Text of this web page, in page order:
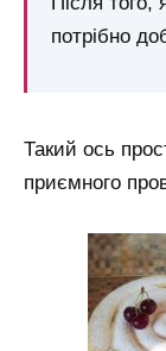
потрібно
Такий ось
приємного